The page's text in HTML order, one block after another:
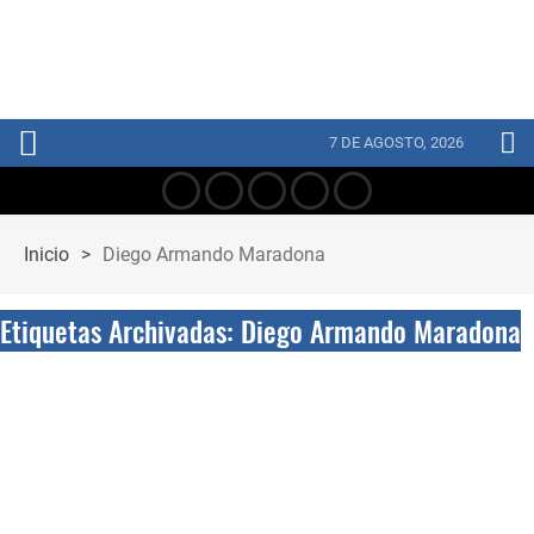
7 DE AGOSTO, 2026
Inicio > Diego Armando Maradona
Etiquetas Archivadas: Diego Armando Maradona